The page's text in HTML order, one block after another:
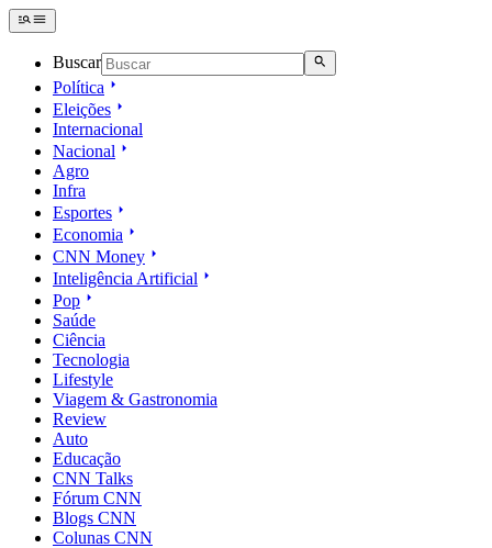
Buscar
Política
Eleições
Internacional
Nacional
Agro
Infra
Esportes
Economia
CNN Money
Inteligência Artificial
Pop
Saúde
Ciência
Tecnologia
Lifestyle
Viagem & Gastronomia
Review
Auto
Educação
CNN Talks
Fórum CNN
Blogs CNN
Colunas CNN